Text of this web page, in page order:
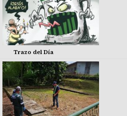
Trazo del Día